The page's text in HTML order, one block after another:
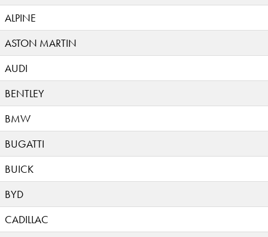
ALPINE
ASTON MARTIN
AUDI
BENTLEY
BMW
BUGATTI
BUICK
BYD
CADILLAC